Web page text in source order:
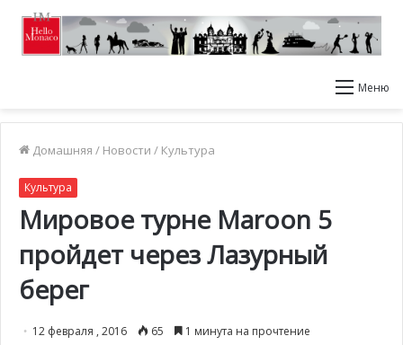
Меню
Домашняя / Новости / Культура
Культура
Мировое турне Maroon 5
пройдет через Лазурный
берег
12 февраля , 2016 65 1 минута на прочтение